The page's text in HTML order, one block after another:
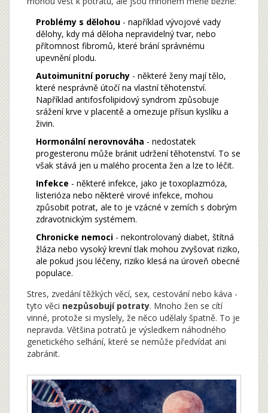
Problémy s dělohou - například vývojové vady
dělohy, kdy má děloha nepravidelný tvar, nebo
přítomnost fibromů, které brání správnému
upevnění plodu.
Autoimunitní poruchy - některé ženy mají tělo,
které nesprávně útočí na vlastní těhotenství.
Například antifosfolipidový syndrom způsobuje
srážení krve v placentě a omezuje přísun kyslíku a
živin.
Hormonální nerovnováha - nedostatek
progesteronu může bránit udržení těhotenství. To se
však stává jen u malého procenta žen a lze to léčit.
Infekce - některé infekce, jako je toxoplazmóza,
listerióza nebo některé virové infekce, mohou
způsobit potrat, ale to je vzácné v zemích s dobrým
zdravotnickým systémem.
Chronicke nemoci - nekontrolovaný diabet, štítná
žláza nebo vysoký krevní tlak mohou zvyšovat riziko,
ale pokud jsou léčeny, riziko klesá na úroveň obecné
populace.
Stres, zvedání těžkých věcí, sex, cestování nebo káva -
tyto věci nezpůsobují potraty. Mnoho žen se cítí
vinné, protože si myslely, že něco udělaly špatně. To je
nepravda. Většina potratů je výsledkem náhodného
genetického selhání, které se nemůže předvídat ani
zabránit.